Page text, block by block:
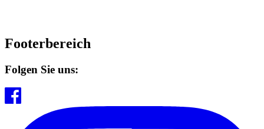
Footerbereich
Folgen Sie uns: